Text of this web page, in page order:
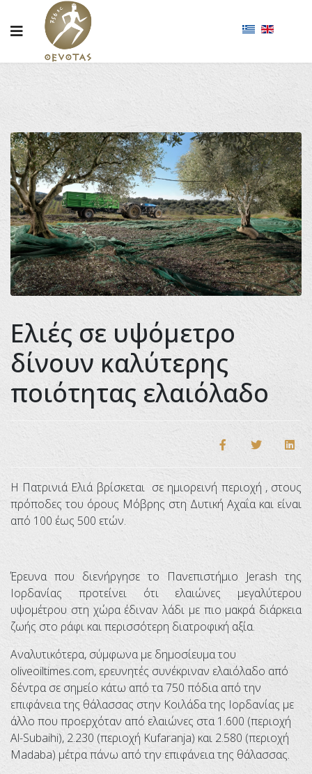
Eλιές σε υψόμετρο
δίνουν καλύτερης
ποιότητας ελαιόλαδο
Η Πατρινιά Ελιά βρίσκεται σε ημιορεινή περιοχή , στους
πρόποδες του όρους Μόβρης στη Δυτική Αχαΐα και είναι
από 100 έως 500 ετών.
Έρευνα που διενήργησε το Πανεπιστήμιο Jerash της
Ιορδανίας προτείνει ότι ελαιώνες μεγαλύτερου
υψομέτρου στη χώρα έδιναν λάδι με πιο μακρά διάρκεια
ζωής στο ράφι και περισσότερη διατροφική αξία.
Αναλυτικότερα, σύμφωνα με δημοσίευμα του
οliveoiltimes.com, ερευνητές συνέκριναν ελαιόλαδο από
δέντρα σε σημείο κάτω από τα 750 πόδια από την
επιφάνεια της θάλασσας στην Κοιλάδα της Ιορδανίας με
άλλο που προερχόταν από ελαιώνες στα 1.600 (περιοχή
Al-Subaihi), 2.230 (περιοχή Kufaranja) και 2.580 (περιοχή
Madaba) μέτρα πάνω από την επιφάνεια της θάλασσας.